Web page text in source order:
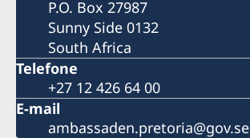
P.O. Box 27987
Sunny Side 0132
South Africa
Telefone
+27 12 426 64 00
E-mail
ambassaden.pretoria@gov.se